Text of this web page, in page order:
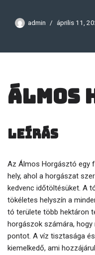
admin április 11,
Álmos
Leírás
Az Álmos Horgásztó egy
hely, ahol a horgászat
kedvenc időtöltésüket. A
tökéletes helyszín a
tó területe több hektáron
horgászok számára, hogy
pontot. A víz tisztasága
kiemelkedő, ami